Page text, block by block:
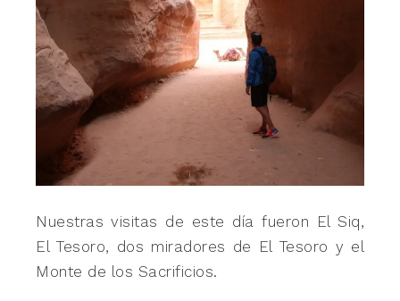
Nuestras visitas de este día fueron El Siq,
El Tesoro, dos miradores de El Tesoro y el
Monte de los Sacrificios.